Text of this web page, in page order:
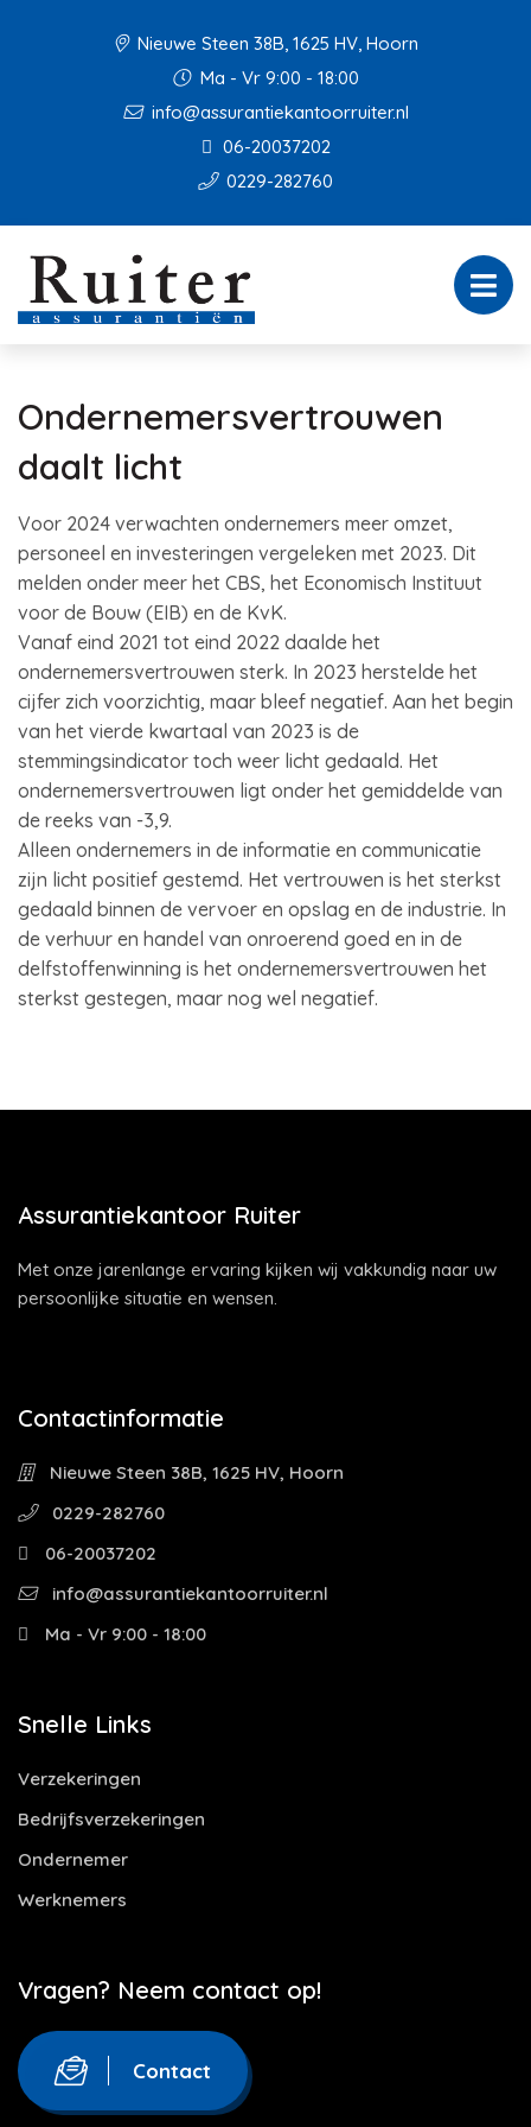
Nieuwe Steen 38B, 1625 HV, Hoorn
Ma - Vr 9:00 - 18:00
info@assurantiekantoorruiter.nl
06-20037202
0229-282760
Ondernemersvertrouwen
daalt licht
Voor 2024 verwachten ondernemers meer omzet,
personeel en investeringen vergeleken met 2023. Dit
melden onder meer het CBS, het Economisch Instituut
voor de Bouw (EIB) en de KvK.
Vanaf eind 2021 tot eind 2022 daalde het
ondernemersvertrouwen sterk. In 2023 herstelde het
cijfer zich voorzichtig, maar bleef negatief. Aan het begin
van het vierde kwartaal van 2023 is de
stemmingsindicator toch weer licht gedaald. Het
ondernemersvertrouwen ligt onder het gemiddelde van
de reeks van -3,9.
Alleen ondernemers in de informatie en communicatie
zijn licht positief gestemd. Het vertrouwen is het sterkst
gedaald binnen de vervoer en opslag en de industrie. In
de verhuur en handel van onroerend goed en in de
delfstoffenwinning is het ondernemersvertrouwen het
sterkst gestegen, maar nog wel negatief.
Assurantiekantoor Ruiter
Met onze jarenlange ervaring kijken wij vakkundig naar uw
persoonlijke situatie en wensen.
Contactinformatie
Nieuwe Steen 38B, 1625 HV, Hoorn
0229-282760
06-20037202
info@assurantiekantoorruiter.nl
Ma - Vr 9:00 - 18:00
Snelle Links
Verzekeringen
Bedrijfsverzekeringen
Ondernemer
Werknemers
Vragen? Neem contact op!
Contact